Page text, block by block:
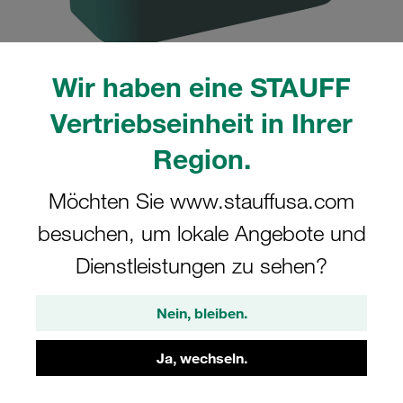
Wir haben eine STAUFF
Vertriebseinheit in Ihrer
Region.
Möchten Sie www.stauffusa.com
besuchen, um lokale Angebote und
Dienstleistungen zu sehen?
Nein, bleiben.
Ja, wechseln.
CAD
tatsächlichen Produkt abweichen.
Schellenkörper Gr. 1a Ø10mm
Standard-Baureihe Polypropylen